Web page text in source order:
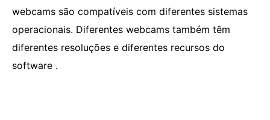
webcams são compatíveis com diferentes sistemas
operacionais. Diferentes webcams também têm
diferentes resoluções e diferentes recursos do
software .